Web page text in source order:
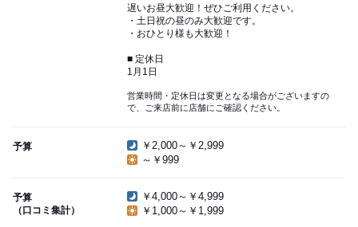
遅いお昼大歓迎！ぜひご利用ください。
・土日祝の昼のみ大歓迎です。
・おひとり様も大歓迎！
■ 定休日
1月1日
営業時間・定休日は変更となる場合がございますの
で、ご来店前に店舗にご確認ください。
予算
￥2,000～￥2,999
～￥999
予算
（口コミ集計）
￥4,000～￥4,999
￥1,000～￥1,999